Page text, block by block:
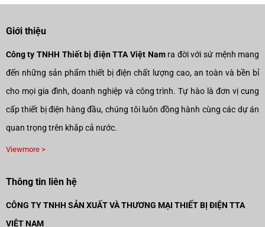
137.200₫.
Giới thiệu
Công ty TNHH Thiết bị điện TTA Việt Namra đời với sứ mệnh mang
đến những sản phẩm thiết bị điện chất lượng cao, an toàn và bền bỉ
cho mọi gia đình, doanh nghiệp và công trình. Tự hào là đơn vị cung
cấp thiết bị điện hàng đầu, chúng tôi luôn đồng hành cùng các dự án
quan trọng trên khắp cả nước.
Viewmore >
Thông tin liên hệ
CÔNG TY TNHH SẢN XUẤT VÀ THƯƠNG MẠI THIẾT BỊ ĐIỆN TTA
VIỆT NAM